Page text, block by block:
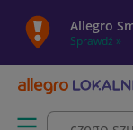
Allegro
Sprawdź »
Otwórz menu z